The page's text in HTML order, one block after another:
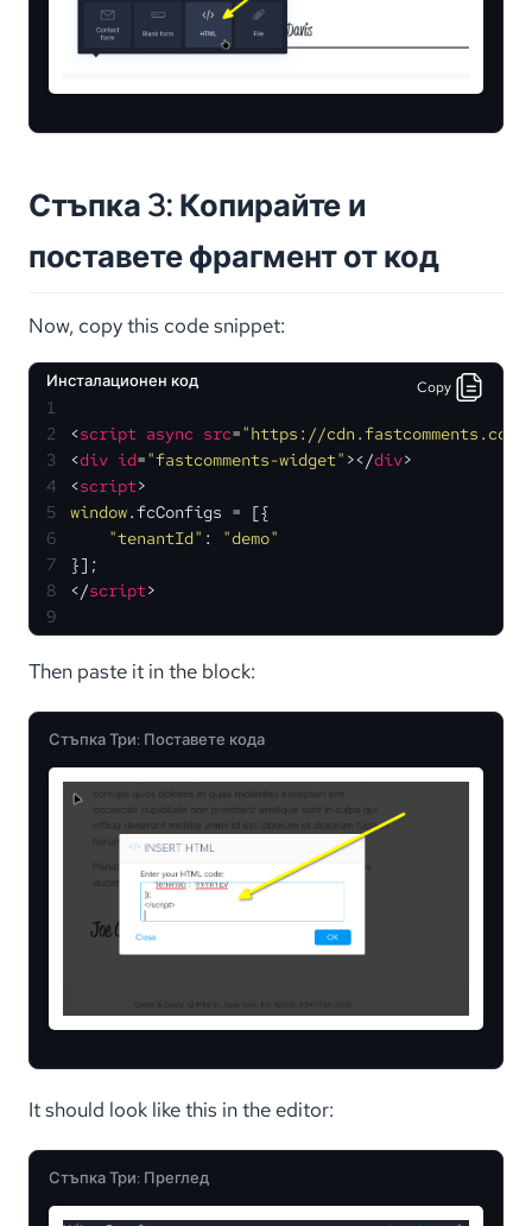
Стъпка 3: Копирайте и
поставете фрагмент от код
Now, copy this code snippet:
Инсталационен код Copy
1
2
<script async src="https://
3
<div id="fastcomments-widget" ></div>
4
<script>
5
window.fcConfigs = [{
6
"tenantId" :
"demo"
7
}];
8
</script>
9
Then paste it in the block:
Стъпка Три: Поставете кода
It should look like this in the editor:
Стъпка Три: Преглед